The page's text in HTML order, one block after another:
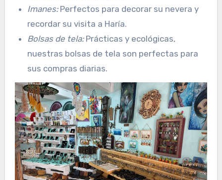
Imanes:Perfectos para decorar su nevera y
recordar su visita a Haría.
Bolsas de tela:Prácticas y ecológicas,
nuestras bolsas de tela son perfectas para
sus compras diarias.